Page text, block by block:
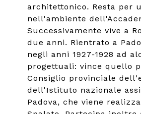
architettonico. Resta per
nell'ambiente
Successivamente vive a
due anni. Rientrato a
negli anni 1927-1928 ad
progettuali: vince quello
Consiglio provinciale
dell'Istituto nazionale
Padova, che viene